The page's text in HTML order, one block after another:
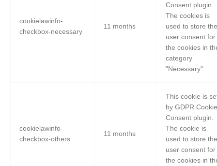
cookielawinfo-
checkbox-necessary
11 months
Consent plugin.
The cookies is
used to store the
user consent for
the cookies in
category
"Necessary".
cookielawinfo-
checkbox-others
11 months
This cookie is
by GDPR Cookie
Consent plugin.
The cookie is
used to store the
user consent for
the cookies in